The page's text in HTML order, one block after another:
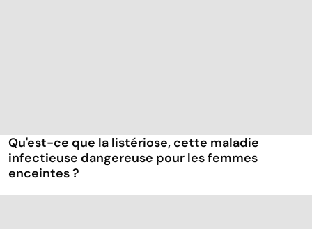
Qu'est-ce que la listériose, cette maladie
infectieuse dangereuse pour les femmes
enceintes ?